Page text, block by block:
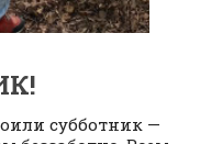
субботник —